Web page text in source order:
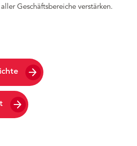
Geschäftsbereiche verstärken.
arrow_forward
arrow_forward